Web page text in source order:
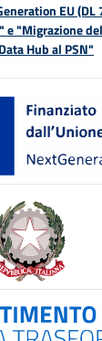
EU
e "Migrazione
Hub al PSN"